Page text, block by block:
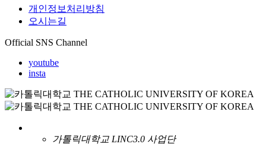
개인정보처리방침
오시는길
Official SNS Channel
youtube
insta
가톨릭대학교 LINC3.0 사업단